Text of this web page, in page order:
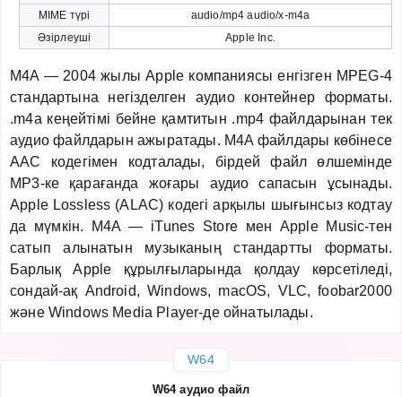
MIME түрі
audio/mp4 audio/x-m4a
Әзірлеуші
Apple Inc.
M4A — 2004 жылы Apple компаниясы енгізген MPEG-4
стандартына негізделген аудио контейнер форматы.
.m4a кеңейтімі бейне қамтитын .mp4 файлдарынан тек
аудио файлдарын ажыратады. M4A файлдары көбінесе
AAC кодегімен кодталады, бірдей файл өлшемінде
MP3-ке қарағанда жоғары аудио сапасын ұсынады.
Apple Lossless (ALAC) кодегі арқылы шығынсыз кодтау
да мүмкін. M4A — iTunes Store мен Apple Music-тен
сатып алынатын музыканың стандартты форматы.
Барлық Apple құрылғыларында қолдау көрсетіледі,
сондай-ақ Android, Windows, macOS, VLC, foobar2000
және Windows Media Player-де ойнатылады.
W64
W64 аудио файл